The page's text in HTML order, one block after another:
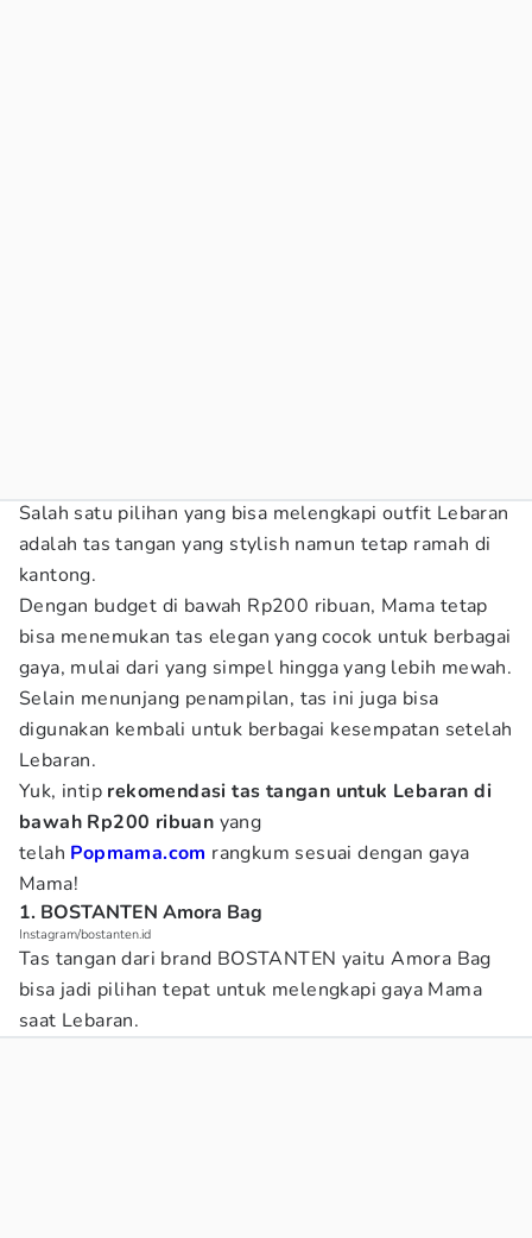
Salah satu pilihan yang bisa melengkapi outfit Lebaran
adalah tas tangan yang stylish namun tetap ramah di
kantong.
Dengan budget di bawah Rp200 ribuan, Mama tetap
bisa menemukan tas elegan yang cocok untuk berbagai
gaya, mulai dari yang simpel hingga yang lebih mewah.
Selain menunjang penampilan, tas ini juga bisa
digunakan kembali untuk berbagai kesempatan setelah
Lebaran.
Yuk, intip rekomendasi tas tangan untuk Lebaran di
bawah Rp200 ribuan yang
telah Popmama.com rangkum sesuai dengan gaya
Mama!
1. BOSTANTEN Amora Bag
Instagram/bostanten.id
Tas tangan dari brand BOSTANTEN yaitu Amora Bag
bisa jadi pilihan tepat untuk melengkapi gaya Mama
saat Lebaran.